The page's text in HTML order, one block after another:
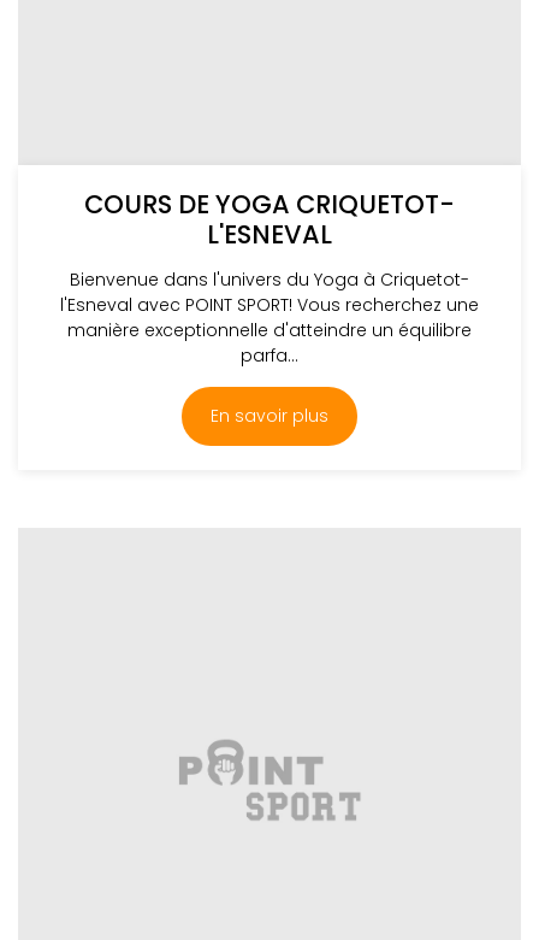
COURS DE YOGA CRIQUETOT-
L'ESNEVAL
Bienvenue dans l'univers du Yoga à Criquetot-
l'Esneval avec POINT SPORT! Vous recherchez une
manière exceptionnelle d'atteindre un équilibre
parfa...
En savoir plus